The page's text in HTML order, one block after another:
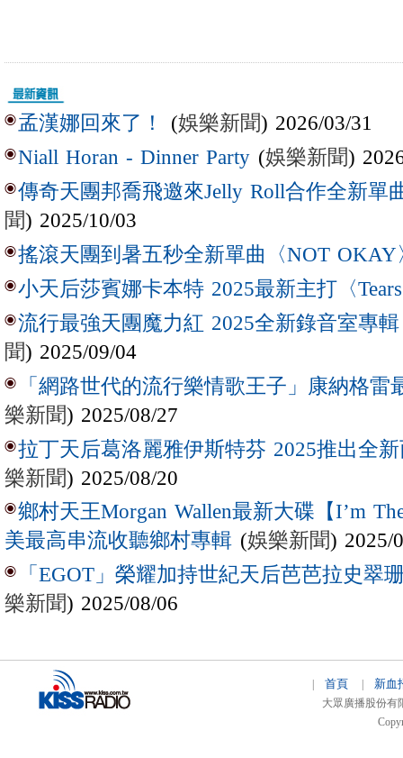
孟漢娜回來了！ (娛樂新聞) 2026/03/31
Niall Horan - Dinner Party (娛樂新聞)
傳奇天團邦喬飛邀來Jelly Roll合作全新單
聞) 2025/10/03
搖滾天團到暑五秒全新單曲〈NOT OKAY
小天后莎賓娜卡本特 2025最新主打〈
流行最強天團魔力紅 2025全新錄音室專
聞) 2025/09/04
「網路世代的流行樂情歌王子」康納格雷
樂新聞) 2025/08/27
拉丁天后葛洛麗雅伊斯特芬 2025推出全新
樂新聞) 2025/08/20
鄉村天王Morgan Wallen最新大碟【I’m
美最高串流收聽鄉村專輯 (娛樂新聞) 2025/
「EGOT」榮耀加持世紀天后芭芭拉史翠
樂新聞) 2025/08/06
首頁 新血
大眾廣播股份有